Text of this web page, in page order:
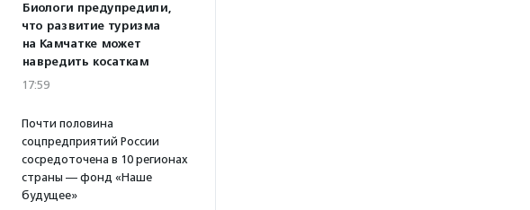
Биологи предупредили,
что развитие туризма
на Камчатке может
навредить косаткам
17:59
Почти половина
соцпредприятий России
сосредоточена в 10 регионах
страны — фонд «Наше
будущее»